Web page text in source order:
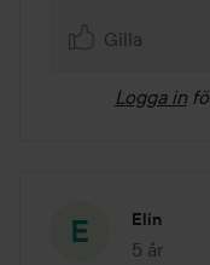
Gilla
Logga in
Elin
5 år
Inlägget